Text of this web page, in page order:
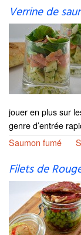
Verrine de
jouer en plus sur
genre d’entrée
Saumon fumé
Filets de